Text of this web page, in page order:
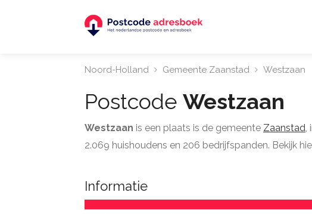
Noord-Holland Gemeente Zaanstad Westzaan
Postcode Westzaan
Westzaan is een plaats is de gemeente Zaanstad,
2.069 huishoudens en 206 bedrijfspanden. Bekijk
Informatie